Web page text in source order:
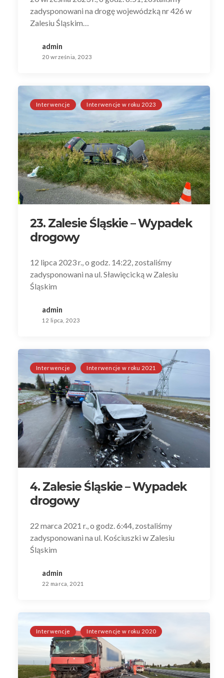
zadysponowani na drogę wojewódzką nr 426 w
Zalesiu Śląskim…
admin
20 września, 2023
Interwencje Interwencje w roku 2023
23. Zalesie Śląskie – Wypadek
drogowy
12 lipca 2023 r., o godz. 14:22, zostaliśmy
zadysponowani na ul. Sławięcicką w Zalesiu
Śląskim
admin
12 lipca, 2023
Interwencje Interwencje w roku 2021
4. Zalesie Śląskie – Wypadek
drogowy
22 marca 2021 r., o godz. 6:44, zostaliśmy
zadysponowani na ul. Kościuszki w Zalesiu
Śląskim
admin
22 marca, 2021
Interwencje Interwencje w roku 2020